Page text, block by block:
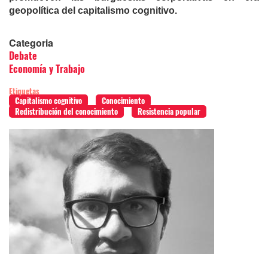
geopolítica del capitalismo cognitivo.
Categoria
Debate
Economía y Trabajo
Etiquetas
Capitalismo cognitivo
Conocimiento
Redistribución del conocimiento
Resistencia popular